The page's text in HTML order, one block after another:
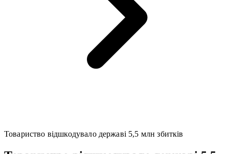
Товариство відшкодувало державі 5,5 млн збитків